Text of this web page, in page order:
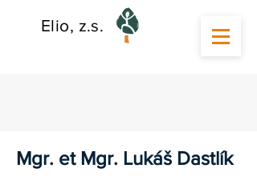
Elio, z.s.
Mgr. et Mgr. Lukáš Dastlík